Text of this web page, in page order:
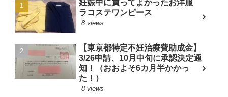
妊娠中に買ってよかったお洋服
ラコステワンピース
8 views
【東京都特定不妊治療費助成金】
3/26申請、10月中旬に承認決定通
知！（おおよそ6カ月半かかっ
た！）
8 views